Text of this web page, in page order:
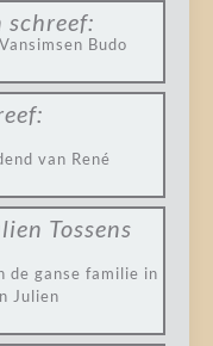
schreef:
Budo
van René
Tossens
de ganse familie in
Julien